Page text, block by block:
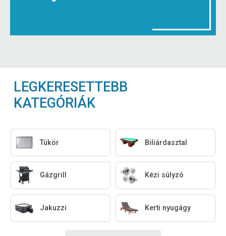
LEGKERESETTEBB
KATEGÓRIÁK
Tükör Biliárdasztal
Gázgrill Kézi súlyzó
Jakuzzi Kerti nyugágy